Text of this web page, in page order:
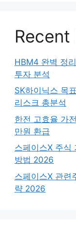
Recent
HBM4 완벽 정
투자 분석
SK하이닉스 목
리스크 총분석
한전 고효율 가
만원 환급
스페이스X 주식
방법 2026
스페이스X 관련
략 2026